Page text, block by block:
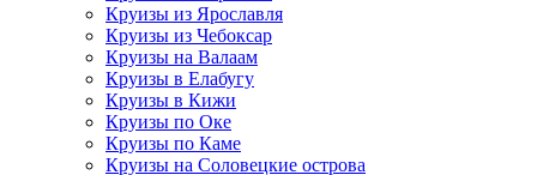
Круизы из Ярославля
Круизы из Чебоксар
Круизы на Валаам
Круизы в Елабугу
Круизы в Кижи
Круизы по Оке
Круизы по Каме
Круизы на Соловецкие острова